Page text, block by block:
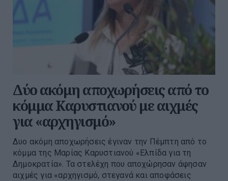
Δύο ακόμη αποχωρήσεις από το
κόμμα Καρυστιανού με αιχμές
για «αρχηγισμό»
Δυο ακόμη αποχωρήσεις έγιναν την Πέμπτη από το
κόμμα της Μαρίας Καρυστιανού «Ελπίδα για τη
Δημοκρατία». Τα στελέχη που αποχώρησαν άφησαν
αιχμές για «αρχηγισμό, στεγανά και αποφάσεις